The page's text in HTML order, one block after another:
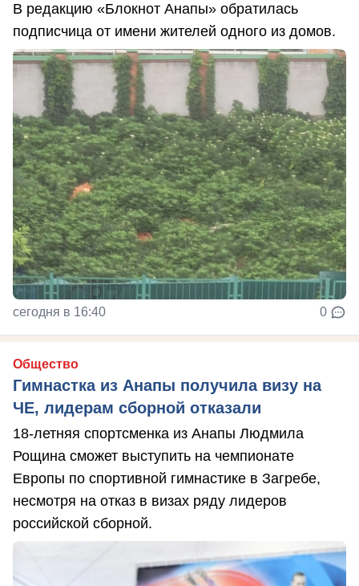
В редакцию «Блокнот Анапы» обратилась
подписчица от имени жителей одного из домов.
сегодня в 16:40 0
Общество
Гимнастка из Анапы получила визу на
ЧЕ, лидерам сборной отказали
18-летняя спортсменка из Анапы Людмила
Рощина сможет выступить на чемпионате
Европы по спортивной гимнастике в Загребе,
несмотря на отказ в визах ряду лидеров
российской сборной.